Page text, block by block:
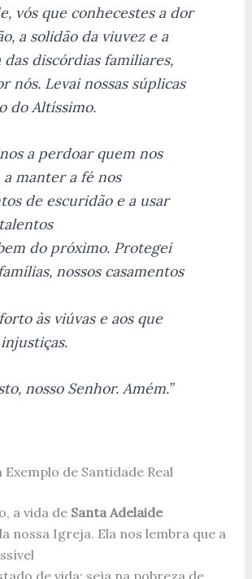
vós que conhecestes a dor
a solidão da viuvez e a
discórdias familiares,
nós. Levai nossas súplicas
do Altíssimo.
a perdoar quem nos
a manter a fé nos
de escuridão e a usar
do próximo. Protegei
nossos casamentos
às viúvas e aos que
nosso Senhor. Amém.”
Exemplo de Santidade Real
a vida de Santa Adelaide
nossa Igreja. Ela nos lembra que a
de vida: seja na pobreza de